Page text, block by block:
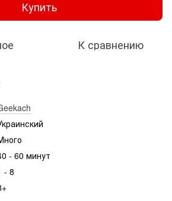
Купить
К сравнению
- 60 минут
- 8